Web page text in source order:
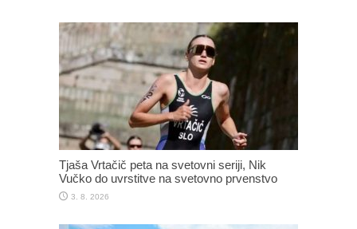
Tjaša Vrtačič peta na svetovni seriji, Nik
Vučko do uvrstitve na svetovno prvenstvo
3. 8. 2026